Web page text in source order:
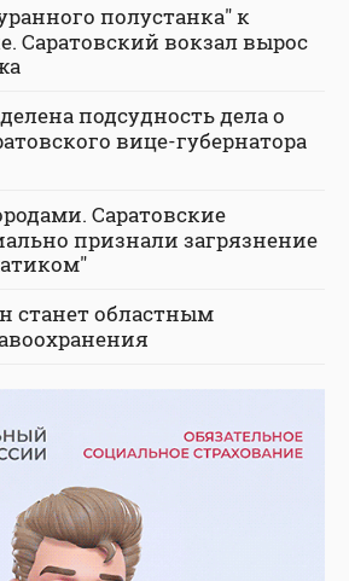
полустанка" к
Саратовский вокзал вырос
подсудность дела о
вице-губернатора
Саратовские
признали загрязнение
станет областным